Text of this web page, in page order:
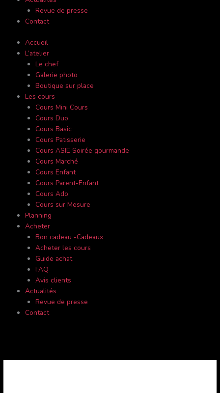
Revue de presse
Contact
Accueil
L’atelier
Le chef
Galerie photo
Boutique sur place
Les cours
Cours Mini Cours
Cours Duo
Cours Basic
Cours Patisserie
Cours ASIE Soirée gourmande
Cours Marché
Cours Enfant
Cours Parent-Enfant
Cours Ado
Cours sur Mesure
Planning
Acheter
Bon cadeau -Cadeaux
Acheter les cours
Guide achat
FAQ
Avis clients
Actualités
Revue de presse
Contact